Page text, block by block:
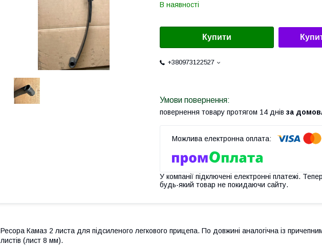
В наявності
Купити
+380973122527
повернення товару протягом 14 днів за
У компанії підключені електронні платежі.
будь-який товар не покидаючи сайту.
Ресора Камаз 2 листа для підсиленого легкового прицепа. По довжині аналогічна із
листів (лист 8 мм).